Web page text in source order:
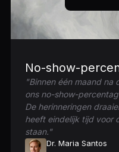
No-show-
"Binnen één maand na
ons no-show-
De herinneringen
heeft eindelijk tijd voor
staan."
Dr. Maria Santos